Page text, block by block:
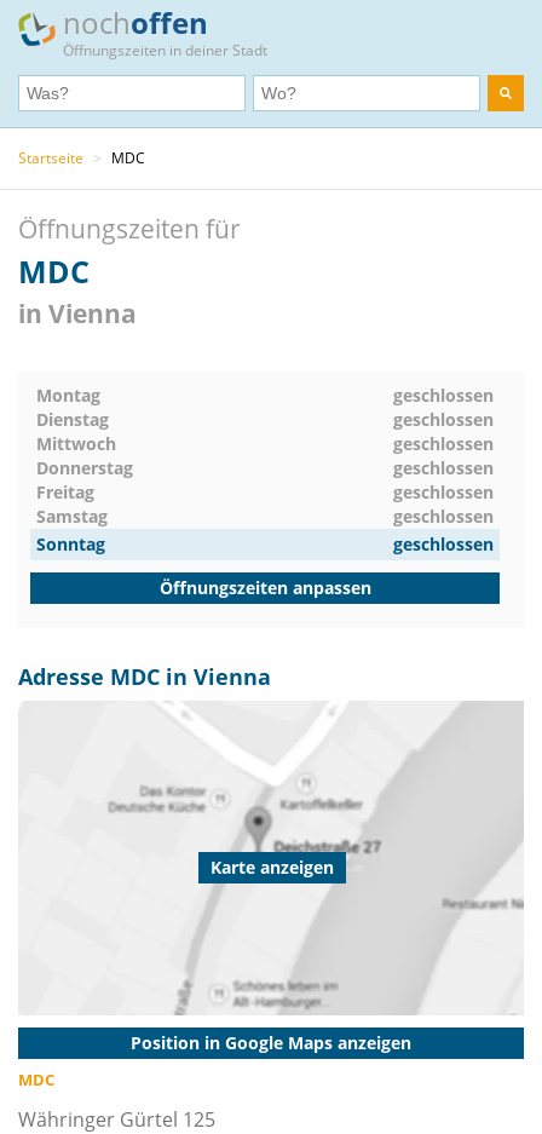
nochoffen
Öffnungszeiten in deiner Stadt
Startseite > MDC
Öffnungszeiten für
MDC
in Vienna
Montag
geschlossen
Dienstag
geschlossen
Mittwoch
geschlossen
Donnerstag
geschlossen
Freitag
geschlossen
Samstag
geschlossen
Sonntag
geschlossen
Öffnungszeiten anpassen
Adresse MDC in Vienna
Karte anzeigen
Position in Google Maps anzeigen
MDC
Währinger Gürtel 125